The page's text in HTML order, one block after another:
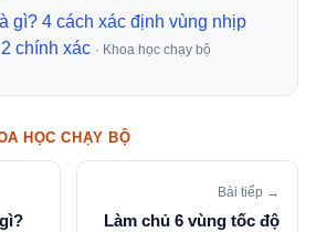
gì? 4 cách xác định vùng nhịp
chính xác · Khoa học chạy bộ
HỌC CHẠY BỘ
Bài tiếp →
Làm chủ 6 vùng tốc độ